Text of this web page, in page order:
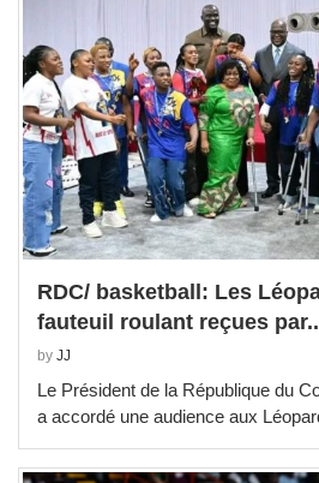
RDC/ basketball: Les
fauteuil roulant reçues
by JJ
Le Président de la République du
a accordé une audience aux